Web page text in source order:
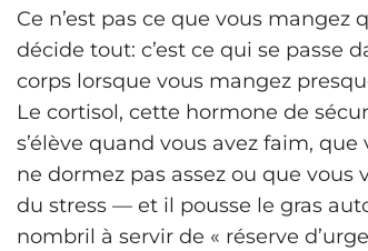
Ce n’est pas ce que vous mangez
décide tout: c’est ce qui se passe
corps lorsque vous mangez
Le cortisol, cette hormone de
s’élève quand vous avez faim, que
ne dormez pas assez ou que vous
du stress — et il pousse le gras
nombril à servir de « réserve